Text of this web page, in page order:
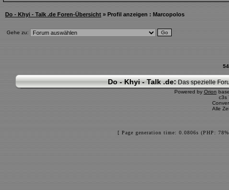
Do - Khyi - Talk .de Foren-Übersicht » Profil anzeigen : Marcopolos
Gehe zu:
Do - Khyi - Talk .de: Das spezielle
Powered by Orion
c3s
Alle
[ Page generation time: 0.0806s (PHP: